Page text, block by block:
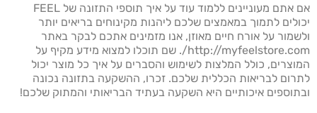
אם אתם מעוניינים ללמוד עוד על איך תוספי התזונה של FEEL
יכולים לתמוך במאמצים שלכם ליהנות מקינוחים בריאים יותר
ולשמור על אורח חיים מאוזן, אנו מזמינים אתכם לבקר באתר
http://myfeelstore.com/. שם תוכלו למצוא מידע מקיף על
המוצרים, כולל המלצות לשימוש והסברים על איך כל מוצר יכול
לתרום לבריאות הכללית שלכם. זכרו, ההשקעה בתזונה נכונה
ובתוספים איכותיים היא השקעה בעתיד הבריאותי והמתוק שלכם!